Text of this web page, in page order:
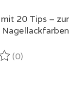
20 Tips –
Produkts
(0)